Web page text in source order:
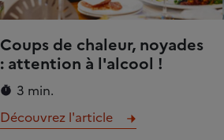
Coups de chaleur, noyades
: attention à l'alcool !
3 min.
Découvrez l'article